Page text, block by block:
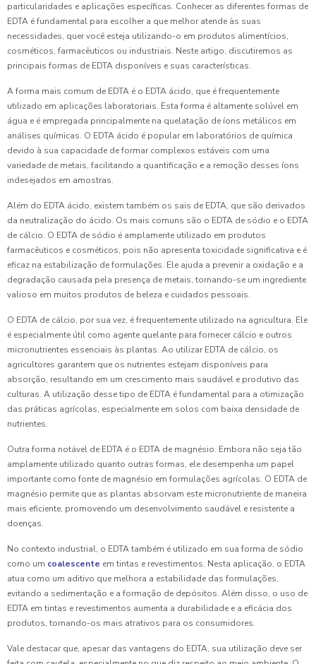
particularidades e aplicações específicas. Conhecer as diferentes formas de
EDTA é fundamental para escolher a que melhor atende às suas
necessidades, quer você esteja utilizando-o em produtos alimentícios,
cosméticos, farmacêuticos ou industriais. Neste artigo, discutiremos as
principais formas de EDTA disponíveis e suas características.
A forma mais comum de EDTA é o EDTA ácido, que é frequentemente
utilizado em aplicações laboratoriais. Esta forma é altamente solúvel em
água e é empregada principalmente na quelatação de íons metálicos em
análises químicas. O EDTA ácido é popular em laboratórios de química
devido à sua capacidade de formar complexos estáveis com uma
variedade de metais, facilitando a quantificação e a remoção desses íons
indesejados em amostras.
Além do EDTA ácido, existem também os sais de EDTA, que são derivados
da neutralização do ácido. Os mais comuns são o EDTA de sódio e o EDTA
de cálcio. O EDTA de sódio é amplamente utilizado em produtos
farmacêuticos e cosméticos, pois não apresenta toxicidade significativa e é
eficaz na estabilização de formulações. Ele ajuda a prevenir a oxidação e a
degradação causada pela presença de metais, tornando-se um ingrediente
valioso em muitos produtos de beleza e cuidados pessoais.
O EDTA de cálcio, por sua vez, é frequentemente utilizado na agricultura. Ele
é especialmente útil como agente quelante para fornecer cálcio e outros
micronutrientes essenciais às plantas. Ao utilizar EDTA de cálcio, os
agricultores garantem que os nutrientes estejam disponíveis para
absorção, resultando em um crescimento mais saudável e produtivo das
culturas. A utilização desse tipo de EDTA é fundamental para a otimização
das práticas agrícolas, especialmente em solos com baixa densidade de
nutrientes.
Outra forma notável de EDTA é o EDTA de magnésio. Embora não seja tão
amplamente utilizado quanto outras formas, ele desempenha um papel
importante como fonte de magnésio em formulações agrícolas. O EDTA de
magnésio permite que as plantas absorvam este micronutriente de maneira
mais eficiente, promovendo um desenvolvimento saudável e resistente a
doenças.
No contexto industrial, o EDTA também é utilizado em sua forma de sódio
como um coalescente em tintas e revestimentos. Nesta aplicação, o EDTA
atua como um aditivo que melhora a estabilidade das formulações,
evitando a sedimentação e a formação de depósitos. Além disso, o uso de
EDTA em tintas e revestimentos aumenta a durabilidade e a eficácia dos
produtos, tornando-os mais atrativos para os consumidores.
Vale destacar que, apesar das vantagens do EDTA, sua utilização deve ser